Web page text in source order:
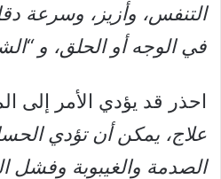
التنفس، وأزيز، وسرعة
في الوجه أو الحلق، و
احذر قد يؤدي الأمر إلى
علاج، يمكن أن تؤدي
الصدمة والغيبوبة وفشل